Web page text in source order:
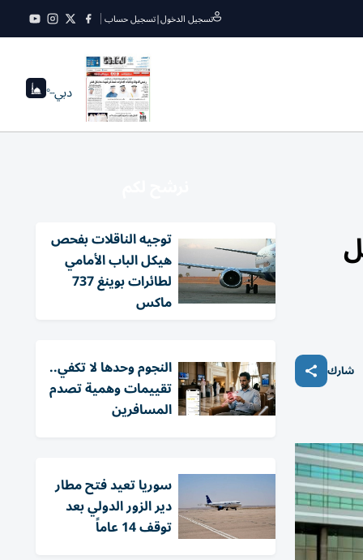
تسجيل الدخول|تسجيل حساب
دبي--°
شارك
توجيه الناقلات بفحص
هيكل الباب الأمامي
لطائرات بوينغ 737
ماكس
النجوم وحدها لا تكفي..
تقييمات وهمية تصدم
المسافرين
سوريا تعيد فتح مطار
دير الزور الدولي بعد
توقف 14 عاماً